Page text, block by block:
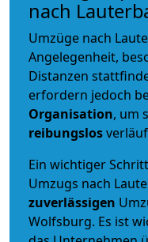
nach
Umzüge nach
Angelegenheit,
Distanzen
erfordern jedoch
Organisation, um
reibungslos
Ein wichtiger
Umzugs nach
zuverlässigen
Wolfsburg. Es ist